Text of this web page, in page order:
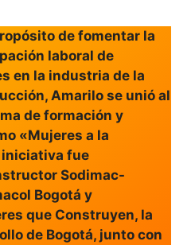
de fomentar la
laboral de
en la industria de la
Amarilo se unió al
de formación y
«Mujeres a la
iniciativa fue
Sodimac-
Bogotá y
que Construyen, la
de Bogotá, junto con